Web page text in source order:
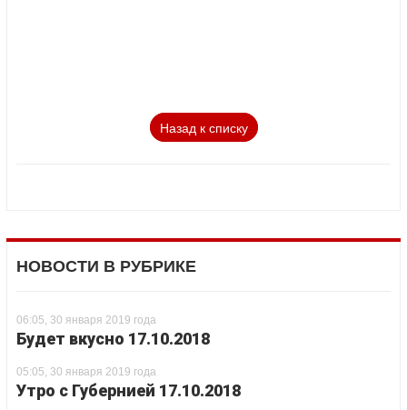
Назад к списку
НОВОСТИ В РУБРИКЕ
06:05, 30 января 2019 года
Будет вкусно 17.10.2018
05:05, 30 января 2019 года
Утро с Губернией 17.10.2018